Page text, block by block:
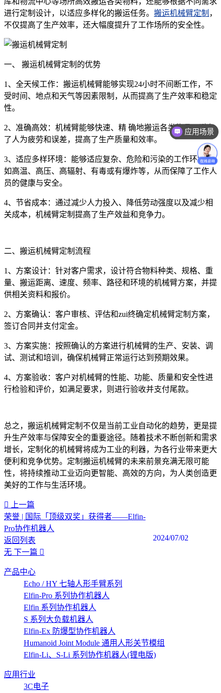
进行定制设计，以适应多样化的搬运任务。 搬运机械臂定制 ，
不仅提高了生产效率，还大幅度提升了工作场所的安全性。
一、 搬运机械臂定制的优势
1、全天候工作：搬运机械臂能够实现24小时不间断工作，不
受时间、地点和天气等因素限制，从而提高了生产效率和稳定
性。
2、准确高效：机械臂能够快速、精 确地搬运各类物品，避免
了人为疲劳和误差，提高了生产质量和效率。
3、适应多样环境：能够适应复杂、危险和污染的工作环境，
如高温、高压、高辐射、有毒或有爆炸等，从而保障了工作人
员的健康与安全。
4、节省成本：通过减少人力投入、降低劳动强度以及减少相
关成本，机械臂定制提高了生产效益和竞争力。
二、搬运机械臂定制流程
1、方案设计：针对客户需求，设计符合物料种类、规格、重
量、搬运距离、速度、频率、路径和环境的机械臂方案，并提
供相关资料和报价。
2、方案确认：客户审核、评估和zui终确定机械臂定制方案，
签订合同并支付定金。
3、方案实施：按照确认的方案进行机械臂的生产、安装、调
试、测试和培训，确保机械臂正常运行达到预期效果。
4、方案验收：客户对机械臂的性能、功能、质量和安全性进
行检验和评价，如满足要求，则进行验收并支付尾款。
总之，搬运机械臂定制不仅是当前工业自动化的趋势，更是提
升生产效率与保障安全的重要途径。随着技术不断创新和需求
增长，定制化的机械臂将成为工业的利器，为各行业带来更大
便利和竞争优势。定制搬运机械臂的未来前景充满无限可能
性，将持续推动工业迈向更智能、高效的方向，为人类创造更
美好的工作与生活环境。‍
上一篇
荣誉 | 国际「顶级双奖」获得者——Elfin-
Pro协作机器人
2024/07/02
返回列表
无 下一篇
产品中心
Echo / HY 七轴人形手臂系列
Elfin-Pro 系列协作机器人
Elfin 系列协作机器人
S 系列大负载机器人
Elfin-Ex 防爆型协作机器人
Humanoid Joint Module 通用人形关节模组
Elfin-Li、S-Li 系列协作机器人(锂电版)
应用行业
3C电子
应用场景